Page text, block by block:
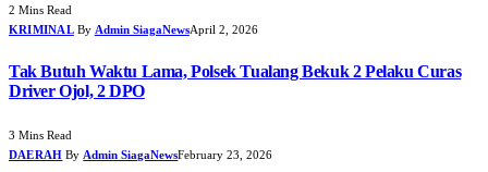
2 Mins Read
KRIMINAL By Admin SiagaNewsApril 2, 2026
Tak Butuh Waktu Lama, Polsek Tualang Bekuk 2 Pelaku Curas
Driver Ojol, 2 DPO
3 Mins Read
DAERAH By Admin SiagaNewsFebruary 23, 2026